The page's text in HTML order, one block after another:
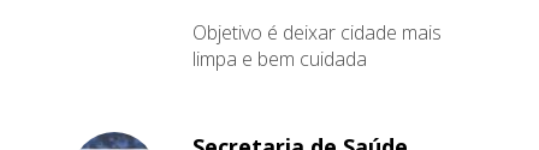
Objetivo é deixar cidade mais
limpa e bem cuidada